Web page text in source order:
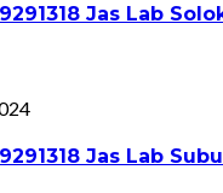
Jas Lab
Jas Lab